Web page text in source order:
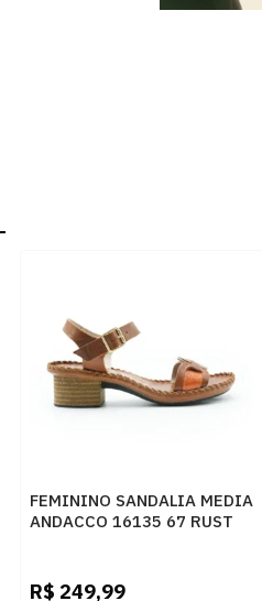
FEMININO SANDALIA MEDIA
ANDACCO 16135 67 RUST
R$ 249,99